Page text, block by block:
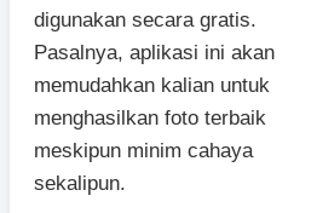
digunakan secara gratis.
Pasalnya, aplikasi ini akan
memudahkan kalian untuk
menghasilkan foto terbaik
meskipun minim cahaya
sekalipun.